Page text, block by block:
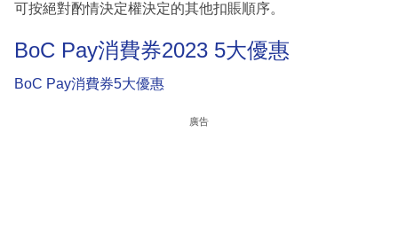
可按絕對酌情決定權決定的其他扣賬順序。
BoC Pay消費券2023 5大優惠
BoC Pay消費券5大優惠
廣告